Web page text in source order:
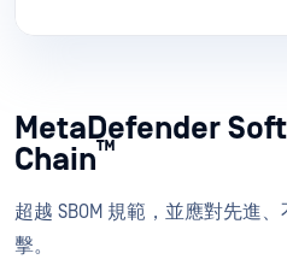
MetaDefender
Chain™
超越 SBOM 規範，並應對先進
擊。